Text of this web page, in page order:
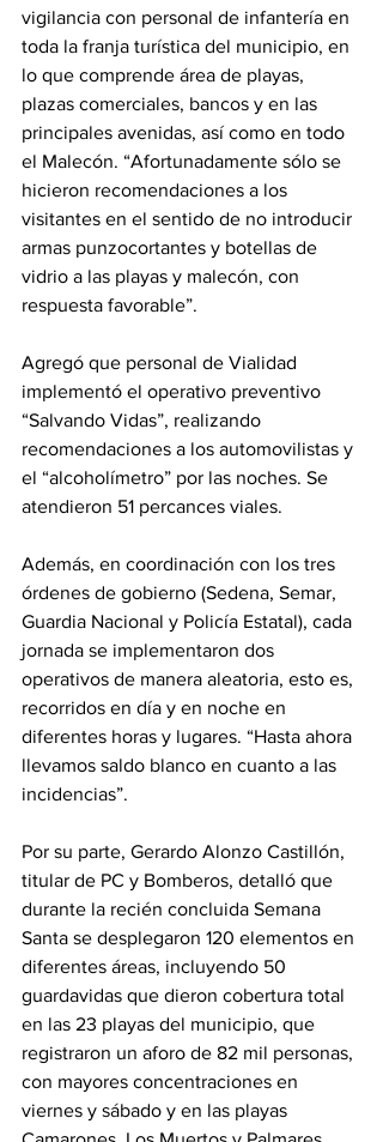
vigilancia con personal de infantería en
toda la franja turística del municipio, en
lo que comprende área de playas,
plazas comerciales, bancos y en las
principales avenidas, así como en todo
el Malecón. “Afortunadamente sólo se
hicieron recomendaciones a los
visitantes en el sentido de no introducir
armas punzocortantes y botellas de
vidrio a las playas y malecón, con
respuesta favorable”.
Agregó que personal de Vialidad
implementó el operativo preventivo
“Salvando Vidas”, realizando
recomendaciones a los automovilistas y
el “alcoholímetro” por las noches. Se
atendieron 51 percances viales.
Además, en coordinación con los tres
órdenes de gobierno (Sedena, Semar,
Guardia Nacional y Policía Estatal), cada
jornada se implementaron dos
operativos de manera aleatoria, esto es,
recorridos en día y en noche en
diferentes horas y lugares. “Hasta ahora
llevamos saldo blanco en cuanto a las
incidencias”.
Por su parte, Gerardo Alonzo Castillón,
titular de PC y Bomberos, detalló que
durante la recién concluida Semana
Santa se desplegaron 120 elementos en
diferentes áreas, incluyendo 50
guardavidas que dieron cobertura total
en las 23 playas del municipio, que
registraron un aforo de 82 mil personas,
con mayores concentraciones en
viernes y sábado y en las playas